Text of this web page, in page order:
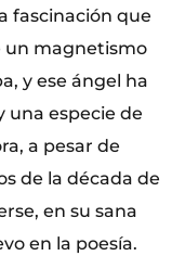
fascinación que
un magnetismo
y ese ángel ha
una especie de
a pesar de
de la década de
en su sana
en la poesía.